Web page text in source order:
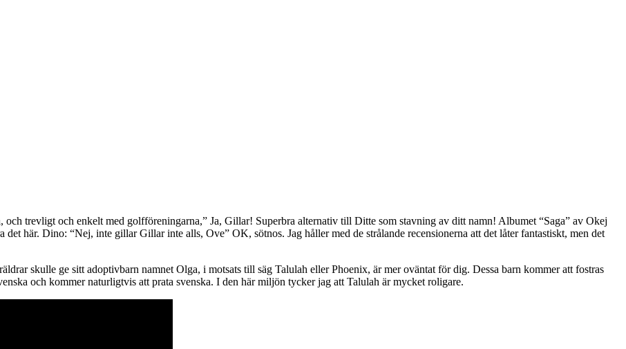
trevligt och enkelt med golfföreningarna,” Ja, Gillar! Superbra alternativ till Ditte som stavning av ditt namn! Albumet “Saga” av Okej
här. Dino: “Nej, inte gillar Gillar inte alls, Ove” OK, sötnos. Jag håller med de strålande recensionerna att det låter fantastiskt, men det
skulle ge sitt adoptivbarn namnet Olga, i motsats till säg Talulah eller Phoenix, är mer oväntat för dig. Dessa barn kommer att fostras
och kommer naturligtvis att prata svenska. I den här miljön tycker jag att Talulah är mycket roligare.